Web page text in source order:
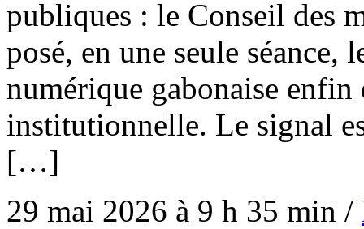
publiques : le Conseil des
posé, en une seule
numérique gabonaise enfin
institutionnelle. Le signal
[…]
29 mai 2026 à 9 h 35 min /